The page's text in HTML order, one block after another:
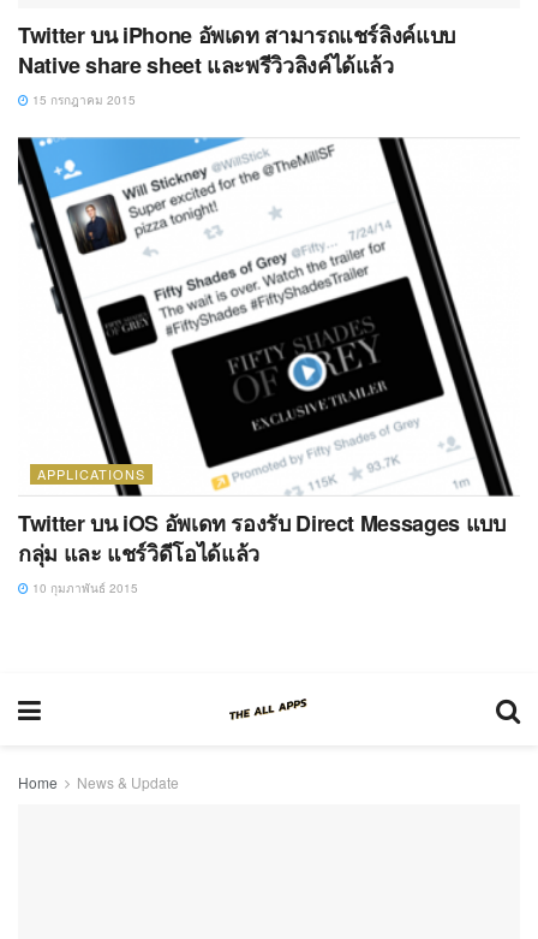
Twitter บน iPhone อัพเดท สามารถแชร์ลิงค์แบบ
Native share sheet และพรีวิวลิงค์ได้แล้ว
15 กรกฎาคม 2015
APPLICATIONS
Twitter บน iOS อัพเดท รองรับ Direct Messages แบบ
กลุ่ม และ แชร์วิดีโอได้แล้ว
10 กุมภาพันธ์ 2015
Home News & Update